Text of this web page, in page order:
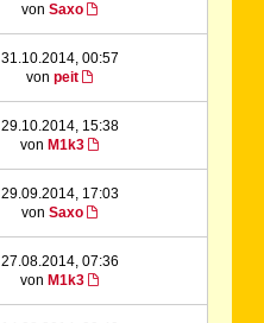
vonSaxo
31.10.2014, 00:57
vonpeit
29.10.2014, 15:38
von M1k3
29.09.2014, 17:03
vonSaxo
27.08.2014, 07:36
von M1k3